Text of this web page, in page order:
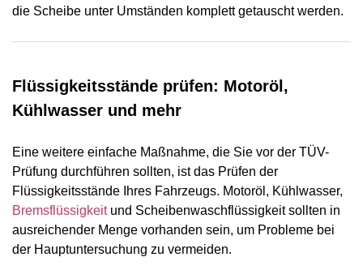
die Scheibe unter Umständen komplett getauscht werden.
Flüssigkeitsstände prüfen: Motoröl,
Kühlwasser und mehr
Eine weitere einfache Maßnahme, die Sie vor der TÜV-
Prüfung durchführen sollten, ist das Prüfen der
Flüssigkeitsstände Ihres Fahrzeugs. Motoröl, Kühlwasser,
Bremsflüssigkeitund Scheibenwaschflüssigkeit sollten in
ausreichender Menge vorhanden sein, um Probleme bei
der Hauptuntersuchung zu vermeiden.